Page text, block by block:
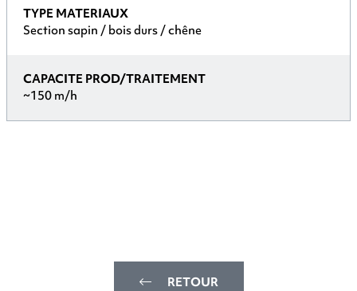
TYPE MATERIAUX
Section sapin / bois durs / chêne
CAPACITE PROD/TRAITEMENT
~150 m/h
RETOUR